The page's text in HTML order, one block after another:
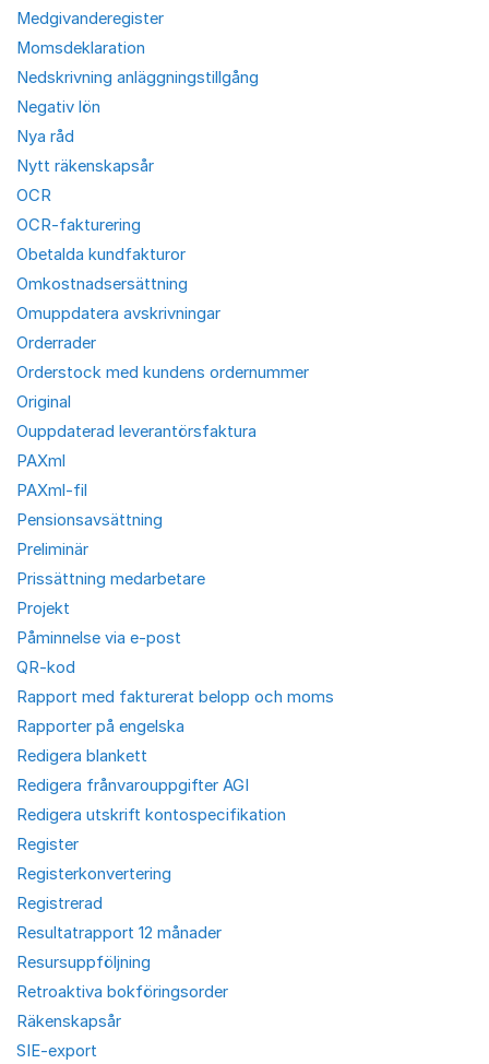
Medgivanderegister
Momsdeklaration
Nedskrivning anläggningstillgång
Negativ lön
Nya råd
Nytt räkenskapsår
OCR
OCR-fakturering
Obetalda kundfakturor
Omkostnadsersättning
Omuppdatera avskrivningar
Orderrader
Orderstock med kundens ordernummer
Original
Ouppdaterad leverantörsfaktura
PAXml
PAXml-fil
Pensionsavsättning
Preliminär
Prissättning medarbetare
Projekt
Påminnelse via e-post
QR-kod
Rapport med fakturerat belopp och moms
Rapporter på engelska
Redigera blankett
Redigera frånvarouppgifter AGI
Redigera utskrift kontospecifikation
Register
Registerkonvertering
Registrerad
Resultatrapport 12 månader
Resursuppföljning
Retroaktiva bokföringsorder
Räkenskapsår
SIE-export